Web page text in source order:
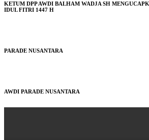
KETUM DPP AWDI BALHAM WADJA SH
IDUL FITRI 1447 H
PARADE NUSANTARA
AWDI PARADE NUSANTARA